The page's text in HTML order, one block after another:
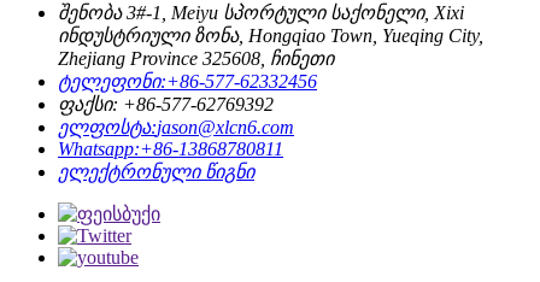
შენობა 3#-1, Meiyu სპორტული საქონელი, Xixi
ინდუსტრიული ზონა, Hongqiao Town, Yueqing City,
Zhejiang Province 325608, ჩინეთი
ტელეფონი:+86-577-62332456
ფაქსი: +86-577-62769392
ელფოსტა:jason@xlcn6.com
Whatsapp:+86-13868780811
ელექტრონული წიგნი